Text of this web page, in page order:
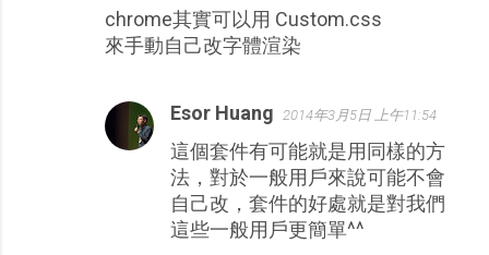
chrome其實可以用 Custom.css
來手動自己改字體渲染
Esor Huang 2014年3月5日 上午11:54
這個套件有可能就是用同樣的方
法，對於一般用戶來說可能不會
自己改，套件的好處就是對我們
這些一般用戶更簡單^^